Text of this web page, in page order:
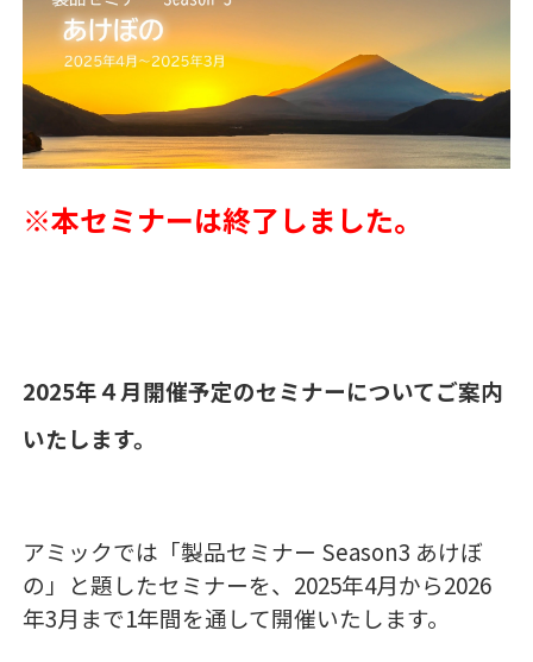
※本セミナーは終了しました。
2025年４月開催予定のセミナーについてご案内
いたします。
アミックでは「製品セミナー Season3 あけぼ
の」と題したセミナーを、2025年4月から2026
年3月まで1年間を通して開催いたします。